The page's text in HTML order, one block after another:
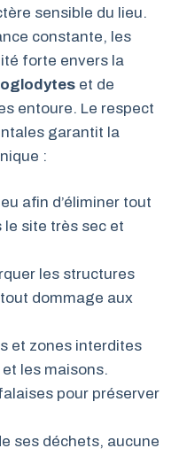
sensible du lieu.
constante, les
forte envers la
et de
entoure. Le respect
garantit la
:
afin d’éliminer tout
le site très sec et
les structures
dommage aux
et zones interdites
les maisons.
pour préserver
ses déchets, aucune